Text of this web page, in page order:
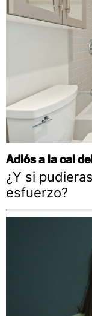
Adiós a la cal
¿Y si
esfuerzo?